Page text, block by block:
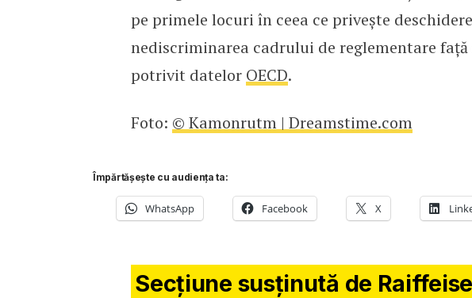
pe primele locuri în ceea ce privește
nediscriminarea cadrului de reglementare
potrivit datelor OECD.
Foto: © Kamonrutm | Dreamstime.com
Împărtășește cu audiența ta:
WhatsApp Facebook X
Secțiune susținută de